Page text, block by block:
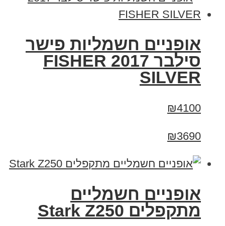
אופניים חשמליות פישר
סילבר 2017 FISHER
SILVER
₪4100
₪3690
‏אופניים חשמליים
‏מתקפלים Stark Z250